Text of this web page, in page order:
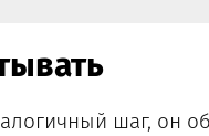
шаг, он